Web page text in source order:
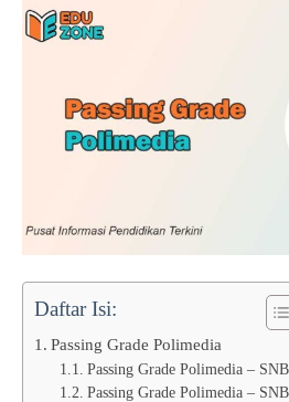
Daftar Isi:
Passing Grade Polimedia
Passing Grade Polimedia –
Passing Grade Polimedia –